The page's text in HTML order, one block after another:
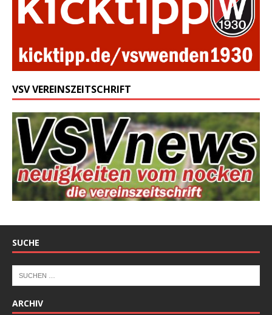
VSV VEREINSZEITSCHRIFT
SUCHE
ARCHIV